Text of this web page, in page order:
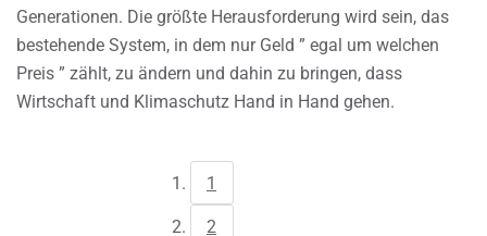
Generationen. Die größte Herausforderung wird sein, das
bestehende System, in dem nur Geld ” egal um welchen
Preis ” zählt, zu ändern und dahin zu bringen, dass
Wirtschaft und Klimaschutz Hand in Hand gehen.
1
2